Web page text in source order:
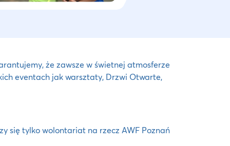
że zawsze w świetnej atmosferze
eventach jak warsztaty, Drzwi Otwarte,
się tylko wolontariat na rzecz AWF Poznań